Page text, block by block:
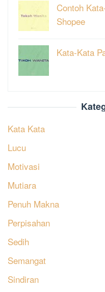
Contoh
Shopee
Kata-Kata
Kata Kata
Lucu
Motivasi
Mutiara
Penuh Makna
Perpisahan
Sedih
Semangat
Sindiran